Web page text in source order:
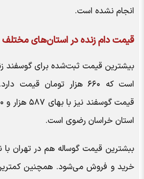
انجام نشده است.
قیمت دام زنده در استان‌های مختلف
بیشترین قیمت ثبت‌شده برای گوسفند
است که ۶۶۰ هزار تومان
استان خراسان رضوی است.
خرید و فروش می‌شود. همچنین کمترین